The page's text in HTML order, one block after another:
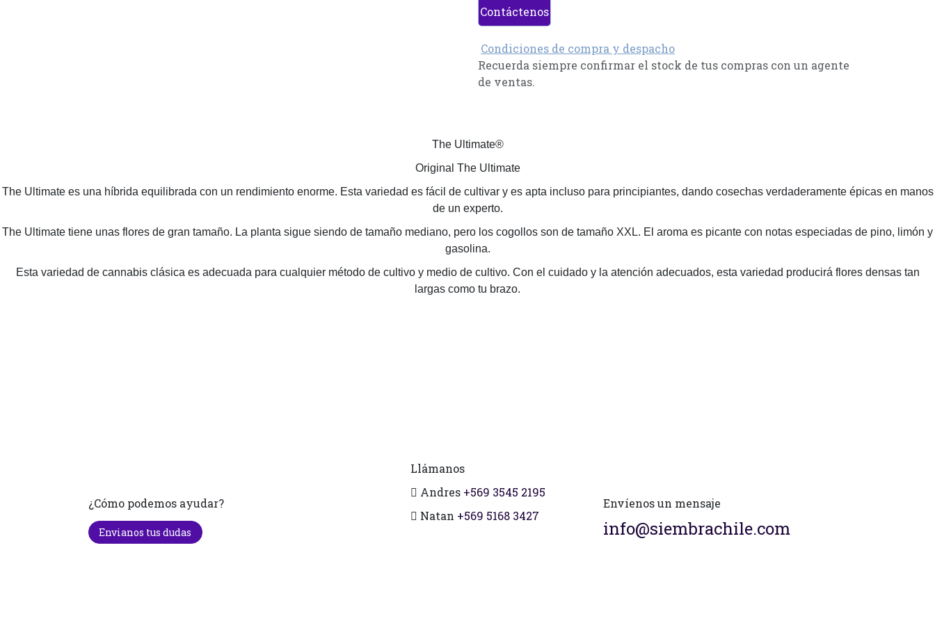
Contáctenos
Condiciones de compra y despacho
Recuerda siempre confirmar el stock de tus compras con un agente
de ventas.
The Ultimate®
Original The Ultimate
The Ultimate es una híbrida equilibrada con un rendimiento enorme. Esta variedad es fácil de cultivar y es apta incluso para principiantes, dando cosechas verdaderamente épicas en manos
de un experto.
The Ultimate tiene unas flores de gran tamaño. La planta sigue siendo de tamaño mediano, pero los cogollos son de tamaño XXL. El aroma es picante con notas especiadas de pino, limón y
gasolina.
Esta variedad de cannabis clásica es adecuada para cualquier método de cultivo y medio de cultivo. Con el cuidado y la atención adecuados, esta variedad producirá flores densas tan
largas como tu brazo.
¿Cómo podemos ayudar?
Envianos tus dudas
Llámanos
Andres +569 3545 2195
Natan +569 5168 3427
Envíenos un mensaje
info@siembrachile.com